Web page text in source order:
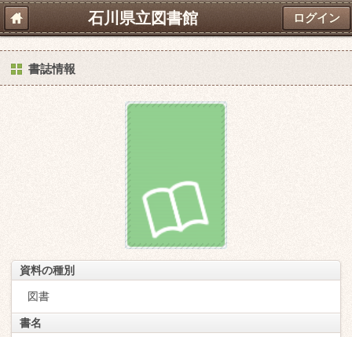
石川県立図書館 ログイン
書誌情報
資料の種別
図書
書名